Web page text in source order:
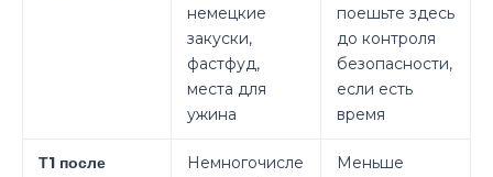
немецкие
закуски,
фастфуд,
места для
ужина
поешьте здесь
до контроля
безопасности,
если есть
время
Т1 после
Немногочисле
Меньше